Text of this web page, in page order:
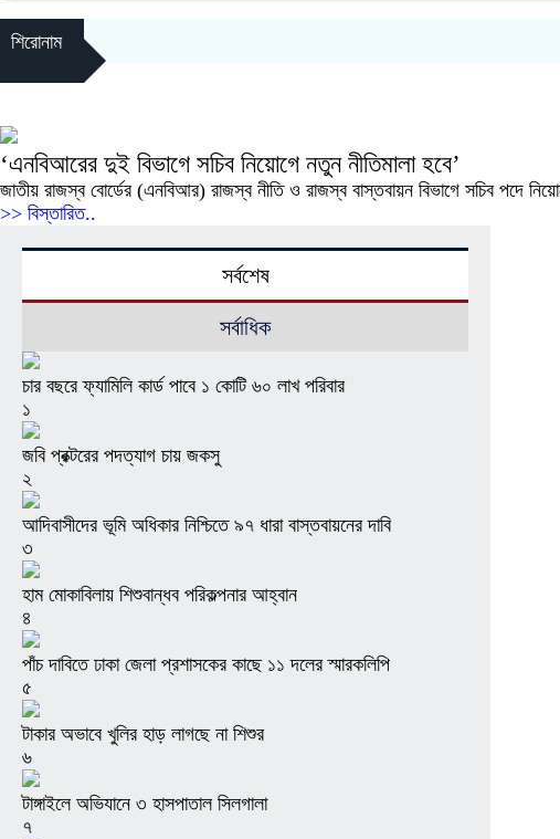
শিরোনাম
‘এনবিআরের দুই বিভাগে সচিব নিয়োগে নতুন নীতিমালা হবে’
জাতীয় রাজস্ব বোর্ডের (এনবিআর) রাজস্ব নীতি ও রাজস্ব বাস্তবায়ন বিভাগে সচিব পদে
>> বিস্তারিত..
সর্বশেষ
সর্বাধিক
চার বছরে ফ্যামিলি কার্ড পাবে ১ কোটি ৬০ লাখ পরিবার
১
জবি প্রক্টরের পদত্যাগ চায় জকসু
২
আদিবাসীদের ভূমি অধিকার নিশ্চিতে ৯৭ ধারা বাস্তবায়নের দাবি
৩
হাম মোকাবিলায় শিশুবান্ধব পরিকল্পনার আহ্বান
৪
পাঁচ দাবিতে ঢাকা জেলা প্রশাসকের কাছে ১১ দলের স্মারকলিপি
৫
টাকার অভাবে খুলির হাড় লাগছে না শিশুর
৬
টাঙ্গাইলে অভিযানে ৩ হাসপাতাল সিলগালা
৭